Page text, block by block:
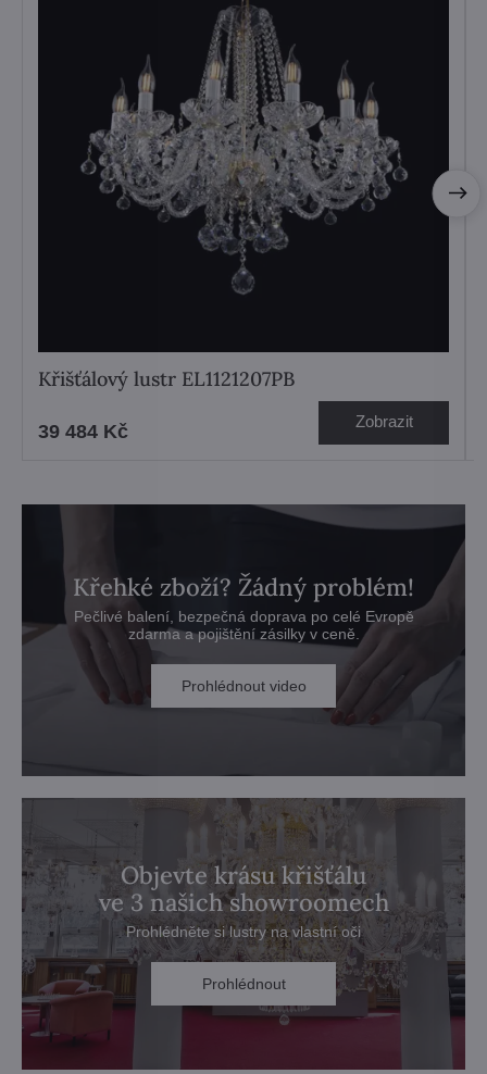
Křišťálový lustr EL1121207PB
39 484 Kč Zobrazit
Křehké zboží? Žádný problém!
Pečlivé balení, bezpečná doprava po celé Evropě
zdarma a pojištění zásilky v ceně.
Prohlédnout video
Objevte krásu křišťálu
ve 3 našich showroomech
Prohlédněte si lustry na vlastní oči
Prohlédnout